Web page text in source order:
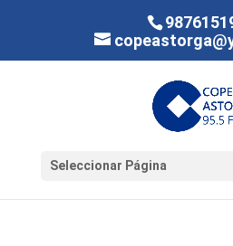
Seleccionar Página